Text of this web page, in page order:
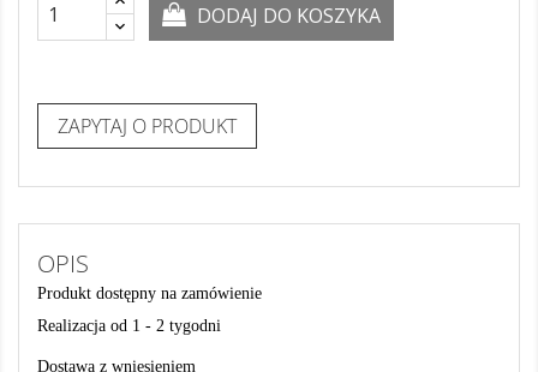
OPIS
Produkt dostępny na zamówienie
Realizacja od 1 - 2 tygodni
Dostawa z wniesieniem
DODAJ DO KOSZYKA
ZAPYTAJ O PRODUKT